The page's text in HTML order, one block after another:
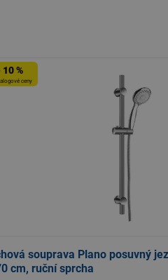
10 %
ceny
souprava Plano posuvný
cm, ruční sprcha